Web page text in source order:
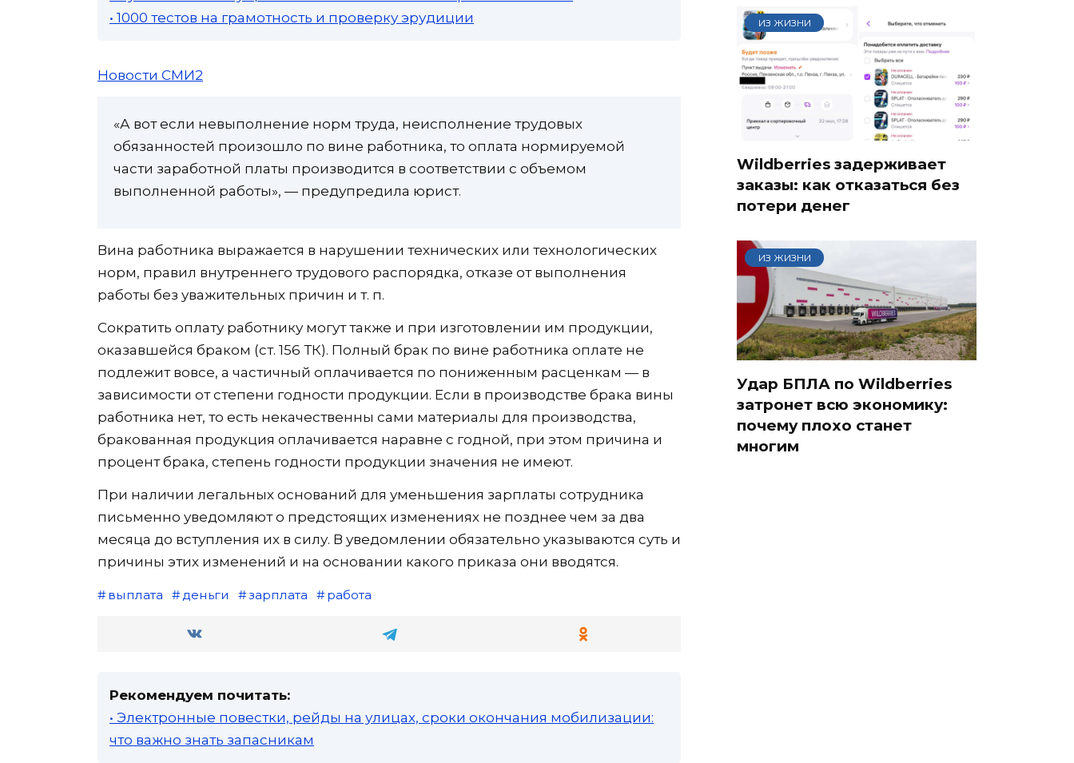
• 1000 тестов на грамотность и проверку эрудиции
Новости СМИ2
«А вот если невыполнение норм труда, неисполнение трудовых
обязанностей произошло по вине работника, то оплата нормируемой
части заработной платы производится в соответствии с объемом
выполненной работы», — предупредила юрист.
Вина работника выражается в нарушении технических или технологических
норм, правил внутреннего трудового распорядка, отказе от выполнения
работы без уважительных причин и т. п.
Сократить оплату работнику могут также и при изготовлении им продукции,
оказавшейся браком (ст. 156 ТК). Полный брак по вине работника оплате не
подлежит вовсе, а частичный оплачивается по пониженным расценкам — в
зависимости от степени годности продукции. Если в производстве брака вины
работника нет, то есть некачественны сами материалы для производства,
бракованная продукция оплачивается наравне с годной, при этом причина и
процент брака, степень годности продукции значения не имеют.
При наличии легальных оснований для уменьшения зарплаты сотрудника
письменно уведомляют о предстоящих изменениях не позднее чем за два
месяца до вступления их в силу. В уведомлении обязательно указываются суть и
причины этих изменений и на основании какого приказа они вводятся.
выплата деньги зарплата работа
Рекомендуем почитать:
• Электронные повестки, рейды на улицах, сроки окончания мобилизации:
что важно знать запасникам
ИЗ ЖИЗНИ
Wildberries задерживает
заказы: как отказаться без
потери денег
ИЗ ЖИЗНИ
Удар БПЛА по Wildberries
затронет всю экономику:
почему плохо станет
многим